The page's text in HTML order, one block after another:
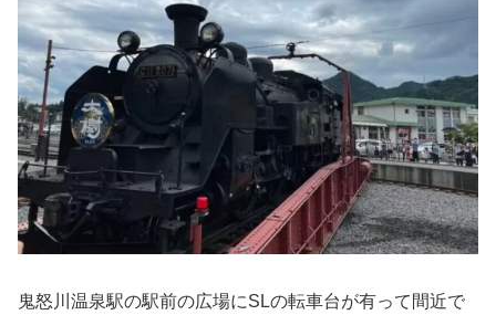
鬼怒川温泉駅の駅前の広場にSLの転車台が有って間近で